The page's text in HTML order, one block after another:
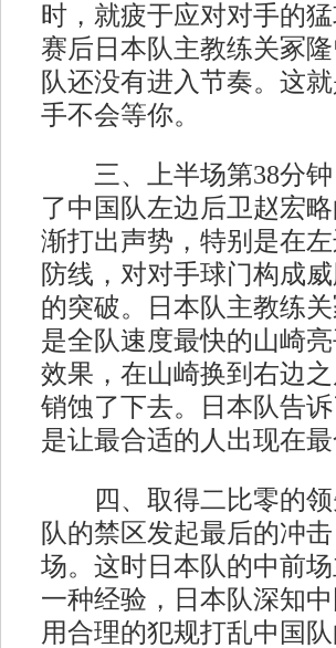
时，就疲于应对对手的
赛后日本队主教练关冢
队还没有进入节奏。这
手不会等你。
三、上半场第38分钟
了中国队左边后卫赵宏
渐打出声势，特别是在
防线，对对手球门构成
的突破。日本队主教练
是全队速度最快的山崎
效果，在山崎换到右边
销蚀了下去。日本队告
是让最合适的人出现在最
四、取得二比零的领
队的禁区发起最后的冲
场。这时日本队的中前
一种经验，日本队深知
用合理的犯规打乱中国